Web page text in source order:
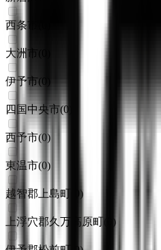
西条市
大洲市
伊予市(0
四国中央市(0
西予市(0)
東温市(0)
越智郡上島町 )
上浮穴郡久万高原町 )